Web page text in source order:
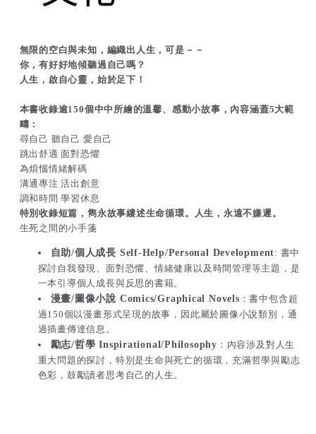
中
找
自
我
中
找
自
我
無限的空白與未知，編織出人生，可是－－
你，有好好地傾聽過自己嗎？
人生，啟自心靈，始於足下！
本書收錄逾150個中中所繪的溫馨、感動小故事，內容涵蓋5大範
疇：
尋自己 聽自己 愛自己
跳出舒適 面對恐懼
為煩惱情緒解碼
溝通專注 活出創意
調和時間 學習休息
特別收錄短篇，雋永故事縷述生命循環。人生，永遠不嫌遲。
生死之間的小手箋
自助/個人成長 Self-Help/Personal Development: 書中
探討自我發現、面對恐懼、情緒健康以及時間管理等主題，是
一本引導個人成長與反思的書籍。
漫畫/圖像小說 Comics/Graphical Novels ：書中包含超
過150個以漫畫形式呈現的故事，因此屬於圖像小說類別，通
過插畫傳達信息。
勵志/哲學 Inspirational/Philosophy ：內容涉及對人生
重大問題的探討，特別是生命與死亡的循環，充滿哲學與勵志
色彩，鼓勵讀者思考自己的人生。